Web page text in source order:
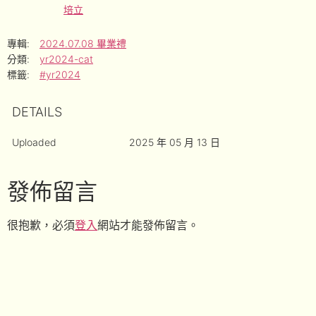
培立
專輯:
2024.07.08 畢業禮
分類:
yr2024-cat
標籤:
#yr2024
DETAILS
Uploaded 2025 年 05 月 13 日
發佈留言
很抱歉，必須登入網站才能發佈留言。